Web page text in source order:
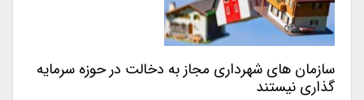
سازمان های شهرداری مجاز به دخالت در حوزه سرمایه
گذاری نیستند